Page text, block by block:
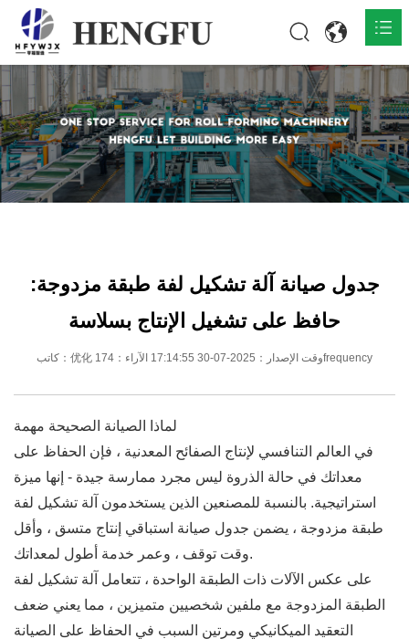
المنزل
المنتجات 
حول 
جدول صيانة آلة تشكيل لفة طبقة مزدوجة:
حافظ على تشغيل الإنتاج بسلاسة
كاتب：优化 وقت الإصدار：2025-07-30 17:14:55 الآراء：174frequency
لماذا الصيانة الصحيحة مهمة
في العالم التنافسي لإنتاج الصفائح المعدنية ، فإن الحفاظ على
معداتك في حالة الذروة ليس مجرد ممارسة جيدة - إنها ميزة
استراتيجية. بالنسبة للمصنعين الذين يستخدمون آلة تشكيل لفة
طبقة مزدوجة ، يضمن جدول صيانة استباقي إنتاج متسق ، وأقل
وقت توقف ، وعمر خدمة أطول لمعداتك.
على عكس الآلات ذات الطبقة الواحدة ، تتعامل آلة تشكيل لفة
الطبقة المزدوجة مع ملفين شخصيين متميزين ، مما يعني ضعف
التعقيد الميكانيكي ومرتين السبب في الحفاظ على الصيانة